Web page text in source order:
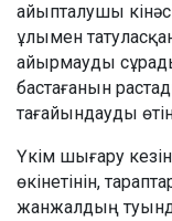
айыпталушы
ұлымен
айырмауды
бастағанын
тағайындауды
Үкім шығару
өкінетінін,
жанжалдың